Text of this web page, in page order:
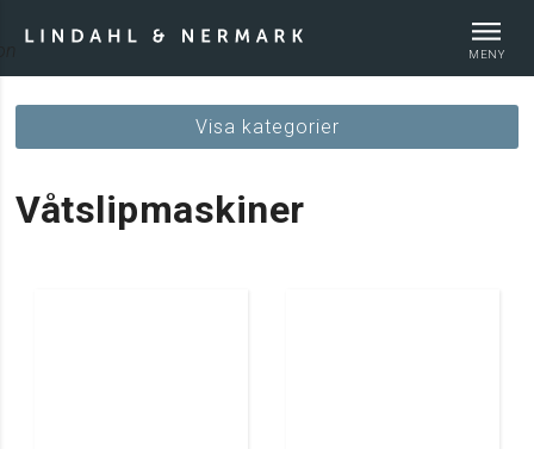
MENY
Webshop
Tips & guider
Visa kategorier
Våtslipmaskiner